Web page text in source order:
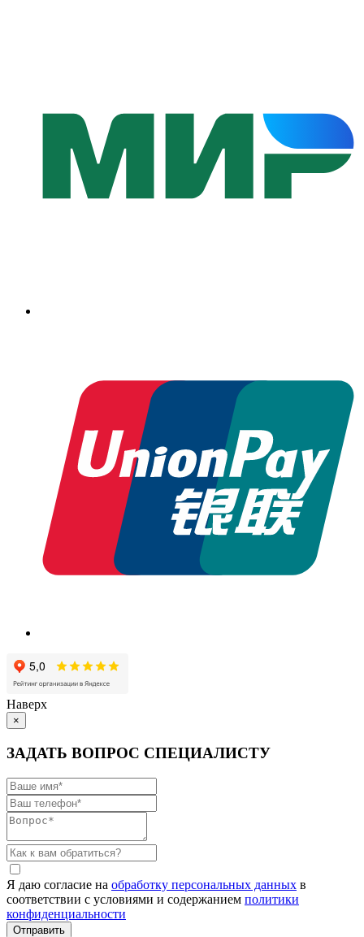
Наверх
×
ЗАДАТЬ ВОПРОС СПЕЦИАЛИСТУ
Я даю согласие на обработку персональных данных в
соответствии с условиями и содержанием политики
конфиденциальности